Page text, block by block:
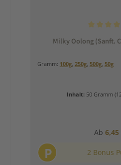
Milky Oolong (Sanft.
Gramm: 100g, 250g, 500g, 50g
Inhalt: 50 Gramm
Ab
P 2 Bonus